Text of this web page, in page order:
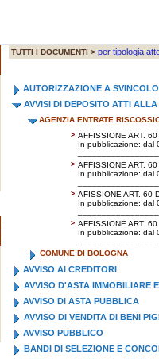
TUTTI I DOCUMENTI > per tipologia
AUTORIZZAZIONE A
AVVISI DI DEPOSITO ATTI
AGENZIA ENTRATE
> AFFISSIONE ART.
In pubblicazione: dal
> AFFISSIONE ART.
In pubblicazione: dal
> AFISSIONE ART. 60
In pubblicazione: dal
> AFFISSIONE ART.
In pubblicazione: dal
COMUNE DI BOLOGNA
AVVISO AI CREDITORI
AVVISO D'ASTA IMMOBILIARE
AVVISO DI ASTA PUBBLICA
AVVISO DI VENDITA DI BENI
AVVISO PUBBLICO
BANDI DI SELEZIONE E